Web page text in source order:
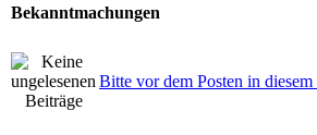
Bekanntmachungen
Bitte vor dem Posten in diesem